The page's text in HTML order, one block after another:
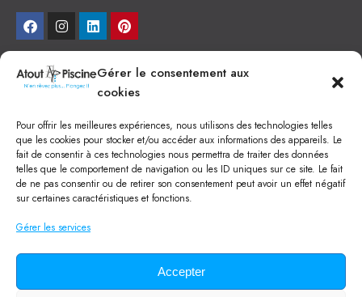
Gérer le consentement aux
cookies
Pour offrir les meilleures expériences, nous utilisons des technologies telles
que les cookies pour stocker et/ou accéder aux informations des appareils. Le
fait de consentir à ces technologies nous permettra de traiter des données
telles que le comportement de navigation ou les ID uniques sur ce site. Le fait
de ne pas consentir ou de retirer son consentement peut avoir un effet négatif
sur certaines caractéristiques et fonctions.
Gérer les services
Accepter
NEWSLETTER
Je veux recevoir toute l'actu
NOS SERVICES
Construction de piscine béton à Narbonne
Piscine coque à Narbonne
Acheter SPA à Narbonne
Pisciniste Narbonne
Mini piscine
Location machine avec chauffeur